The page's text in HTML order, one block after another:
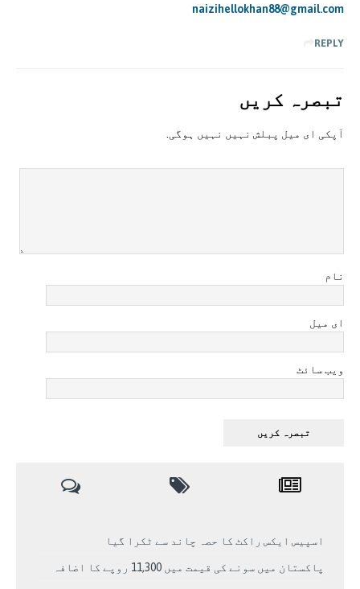
naizihellokhan88@gmail.com
REPLY
تبصرہ کريں
آپکی ای ميل پبلش نہيں نہيں ہوگی.
نام
ای میل
ویب سائٹ
اسپیس ایکس راکٹ کا حصہ چاند سے ٹکرا گیا
پاکستان میں سونے کی قیمت میں 11,300 روپے کا اضافہ